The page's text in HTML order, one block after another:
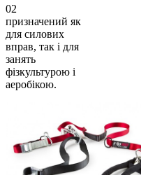
02
призначений як
для силових
вправ, так і для
занять
фізкультурою і
аеробікою.